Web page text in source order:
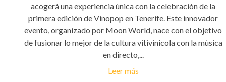
acogerá una experiencia única con la celebración de la
primera edición de Vinopop en Tenerife. Este innovador
evento, organizado por Moon World, nace con el objetivo
de fusionar lo mejor de la cultura vitivinícola con la música
en directo,...
Leer más